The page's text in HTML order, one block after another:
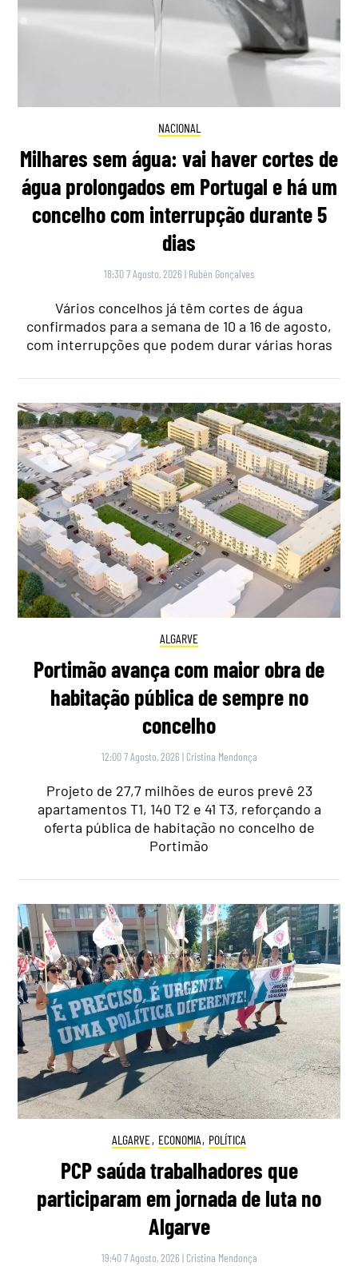
NACIONAL
Milhares sem água: vai haver cortes de
água prolongados em Portugal e há um
concelho com interrupção durante 5
dias
18:30 7 Agosto, 2026 | Rubén Gonçalves
Vários concelhos já têm cortes de água
confirmados para a semana de 10 a 16 de agosto,
com interrupções que podem durar várias horas
ALGARVE
Portimão avança com maior obra de
habitação pública de sempre no
concelho
12:00 7 Agosto, 2026 | Cristina Mendonça
Projeto de 27,7 milhões de euros prevê 23
apartamentos T1, 140 T2 e 41 T3, reforçando a
oferta pública de habitação no concelho de
Portimão
ALGARVE, ECONOMIA, POLÍTICA
PCP saúda trabalhadores que
participaram em jornada de luta no
Algarve
19:40 7 Agosto, 2026 | Cristina Mendonça